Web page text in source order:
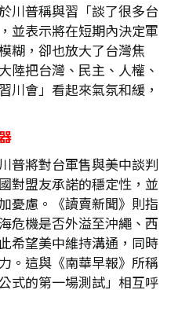
川普稱與習「談了很多台
並表示將在短期內決定軍
糊，卻也放大了台灣焦
陸把台灣、民主、人權、
川會」看起來氣氛和緩，
普將對台軍售與美中談判
對盟友承諾的穩定性，並
憂慮。《讀賣新聞》則指
危機是否外溢至沖繩、西
希望美中維持溝通，同時
。這與《南華早報》所稱
式的第一場測試」相互呼